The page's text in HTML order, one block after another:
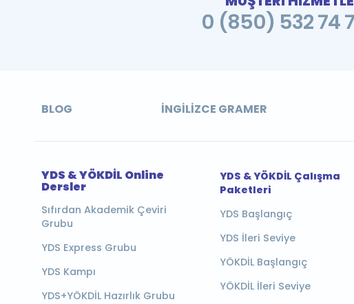
0 (850) 532 74
BLOG İNGILIZCE GRAMER
YDS & YÖKDİL Online
Dersler
Sıfırdan Akademik Çeviri
Grubu
YDS Express Grubu
YDS Kampı
YDS+YÖKDİL Hazırlık Grubu
YDS & YÖKDİL Çalışma
Paketleri
YDS Başlangıç
YDS İleri Seviye
YÖKDİL Başlangıç
YÖKDİL İleri Seviye